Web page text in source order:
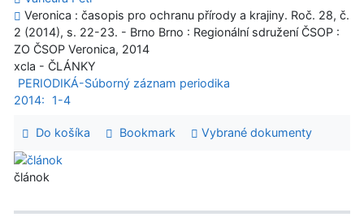
Veronica : časopis pro ochranu přírody a krajiny. Roč. 28, č.
2 (2014), s. 22-23. - Brno Brno : Regionální sdružení ČSOP :
ZO ČSOP Veronica, 2014
xcla - ČLÁNKY
PERIODIKÁ-Súborný záznam periodika
2014:
1-4
Do košíka Bookmark Vybrané dokumenty
článok